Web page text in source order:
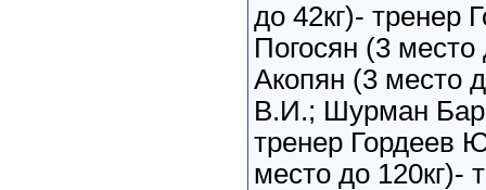
до 42кг)- тренер
Погосян (3 место
Акопян (3 место
В.И.; Шурман
тренер Гордеев
место до 120кг)-